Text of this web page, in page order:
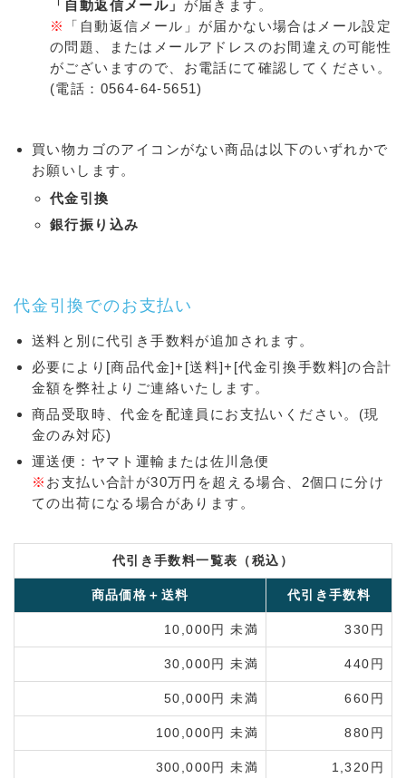
「自動返信メール」 が届きます。
※
「自動返信メール」が届かない場合はメール設定
の問題、またはメールアドレスのお間違えの可能性
がございますので、お電話にて確認してください。
(電話：0564-64-5651)
買い物カゴのアイコンがない商品は以下のいずれかで
お願いします。
代金引換
銀行振り込み
代金引換でのお支払い
送料と別に代引き手数料が追加されます。
必要により[商品代金]+[送料]+[代金引換手数料]の合計
金額を弊社よりご連絡いたします。
商品受取時、代金を配達員にお支払いください。(現
金のみ対応)
運送便：ヤマト運輸または佐川急便
※ お支払い合計が30万円を超える場合、2個口に分け
ての出荷になる場合があります。
代引き手数料一覧表（税込）
商品価格＋送料 代引き手数料
10,000円 未満 330円
30,000円 未満 440円
50,000円 未満 660円
100,000円 未満 880円
300,000円 未満 1,320円